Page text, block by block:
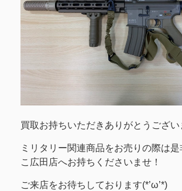
買取お持ちいただきありがとうござい
ミリタリー関連商品をお売りの際は是
こ広田店へお持ちくださいませ！
ご来店をお待ちしております(*’ω’*)